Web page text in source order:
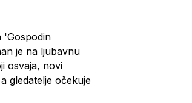
'Gospodin
je na ljubavnu
osvaja, novi
gledatelje očekuje